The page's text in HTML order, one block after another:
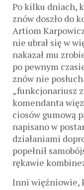
Po kilku dniach,
znów doszło do
Artiom
nie ubrał się w
nakazał mu
po pewnym
znów nie
„funkcjonariusz
komendanta
ciosów gumową
napisano w
działaniami
popełnił
rękawie
Inni więźniowie,